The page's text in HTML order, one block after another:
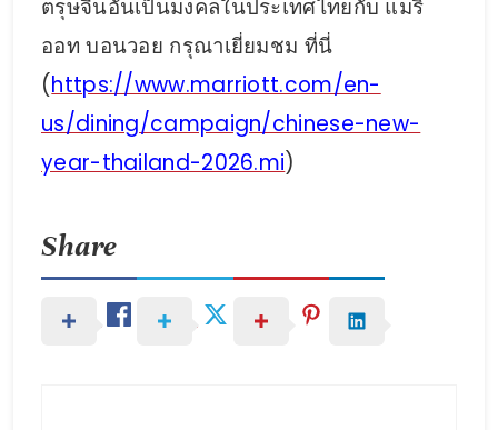
ตรุษจีนอันเป็นมงคลในประเทศไทยกับ แมริ
ออท บอนวอย กรุณาเยี่ยมชม ที่นี่
(https://www.marriott.com/en-
us/dining/campaign/chinese-new-
year-thailand-2026.mi)
Share